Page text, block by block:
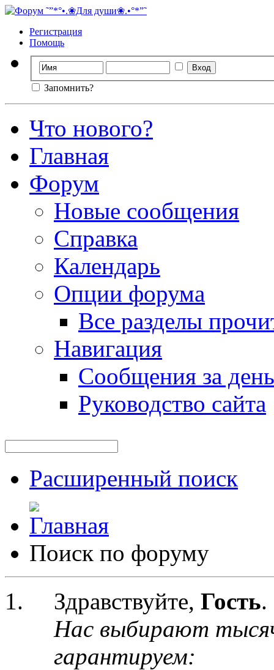
Регистрация
Помощь
Запомнить?
Что нового?
Главная
Форум
Новые сообщения
Справка
Календарь
Опции форума
Все разделы
Навигация
Сообщения за день
Руководство сайта
Расширенный поиск
Поиск по форуму
Здравствуйте, Гость.
Нас выбирают
гарантируем: